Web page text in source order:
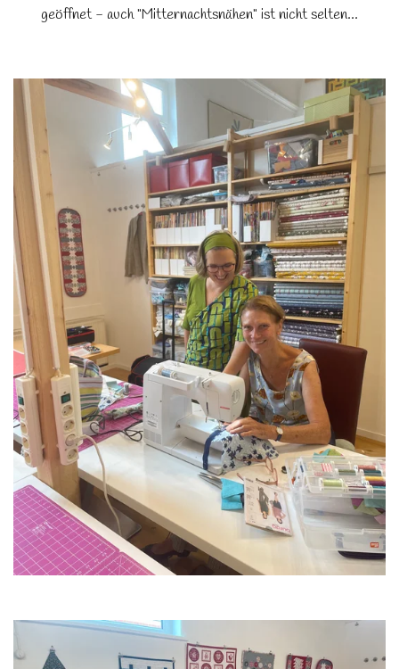
geöffnet - auch "Mitternachtsnähen" ist nicht selten...